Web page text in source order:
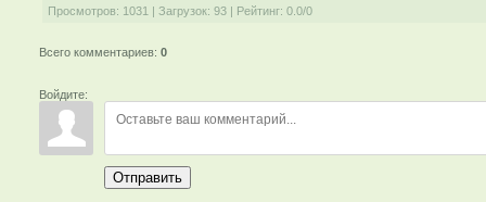
Просмотров: 1031 |Загрузок: 93 | Рейтинг: 0.0/0
Всего комментариев:0
Войдите:
Отправить